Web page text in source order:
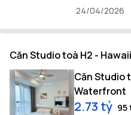
24/04/2026
Căn Studio toà H2 -
Căn Studio
Waterfront
2.73 tỷ 95